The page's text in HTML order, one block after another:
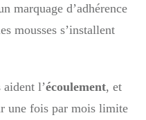
marquage d’adhérence
mousses s’installent
aident l’écoulement, et
une fois par mois limite